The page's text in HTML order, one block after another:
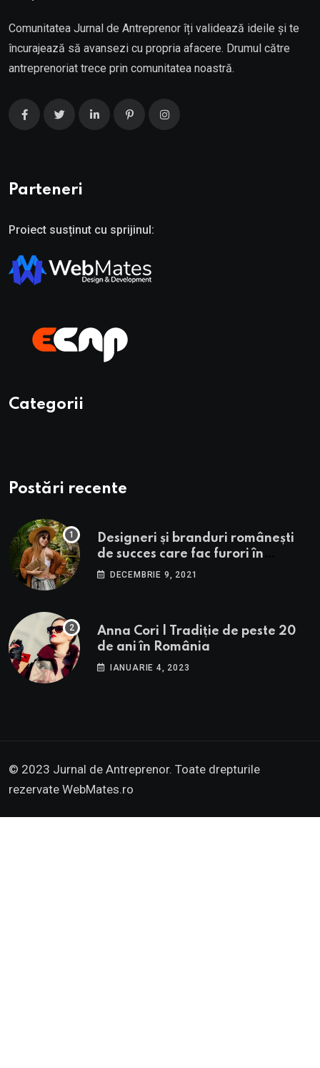
Comunitatea Jurnal de Antreprenor îți validează ideile și te
încurajează să avansezi cu propria afacere. Drumul către
antreprenoriat trece prin comunitatea noastră.
Parteneri
Proiect susținut cu sprijinul:
Categorii
Postări recente
Designeri și branduri românești
de succes care fac furori în
străinătate.
DECEMBRIE 9, 2021
Anna Cori | Tradiție de peste 20
de ani în România
IANUARIE 4, 2023
© 2023 Jurnal de Antreprenor. Toate drepturile
rezervate WebMates.ro